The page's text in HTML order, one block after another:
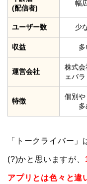
(配信者)
幅
ユーザー数 少
収益 多
運営会社
株式会
ェバ
特徴
個別や
多
「トークライバー
(?)かと思いますが、
アプリとは色々と違